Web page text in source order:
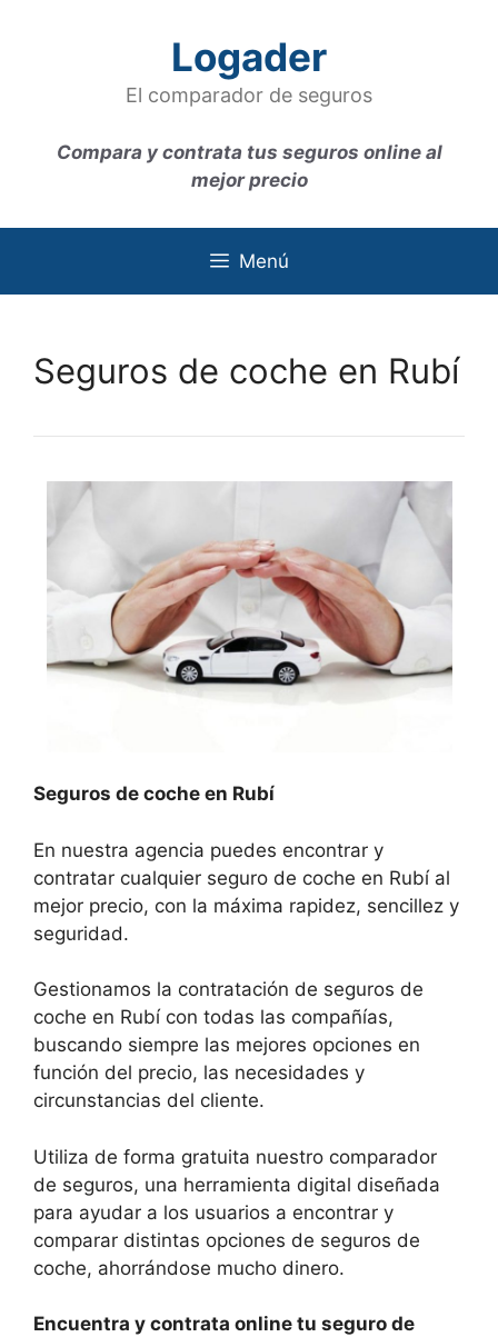
Logader
El comparador de seguros
Compara y contrata tus seguros online al
mejor precio
Menú
Seguros de coche en Rubí
Seguros de coche en Rubí
En nuestra agencia puedes encontrar y
contratar cualquier seguro de coche en Rubí al
mejor precio, con la máxima rapidez, sencillez y
seguridad.
Gestionamos la contratación de seguros de
coche en Rubí con todas las compañías,
buscando siempre las mejores opciones en
función del precio, las necesidades y
circunstancias del cliente.
Utiliza de forma gratuita nuestro comparador
de seguros, una herramienta digital diseñada
para ayudar a los usuarios a encontrar y
comparar distintas opciones de seguros de
coche, ahorrándose mucho dinero.
Encuentra y contrata online tu seguro de